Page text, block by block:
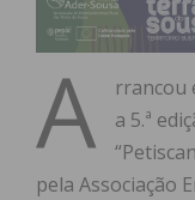
A
rrancou
a 5.ª
pela Associação